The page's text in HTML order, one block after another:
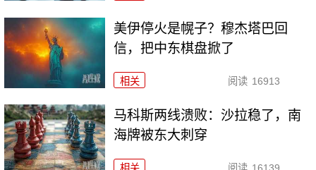
美伊停火是幌子？穆杰塔巴回
信，把中东棋盘掀了
相关 阅读 16913
马科斯两线溃败：沙拉稳了，南
海牌被东大刺穿